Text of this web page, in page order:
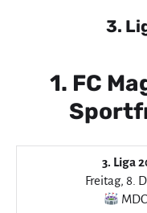
3.
1. FC
3. Liga
Freitag, 8.